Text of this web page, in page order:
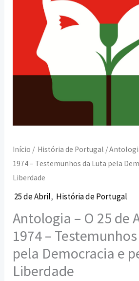
Início / História de Portugal /
1974 – Testemunhos da Luta pela
Liberdade
25 de Abril, História de Portugal
Antologia – O 25 de
1974 –
pela Democracia e
Liberdade
Testemunhos
Democracia
Liberdade